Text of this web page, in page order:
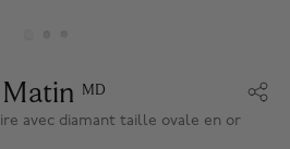
Matin MD
avec diamant taille ovale en or